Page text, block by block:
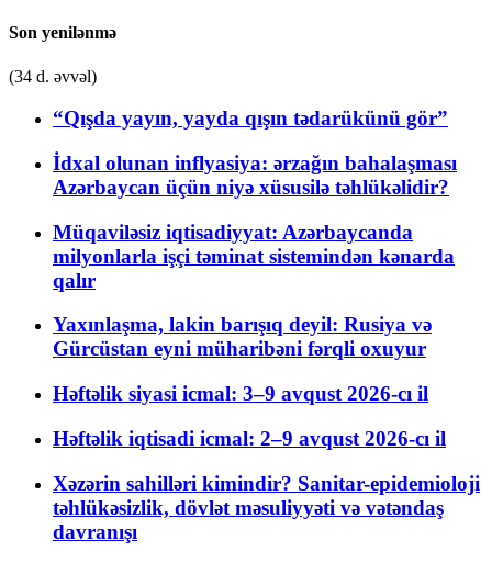
Son yenilənmə
(34 d. əvvəl)
“Qışda yayın, yayda qışın tədarükünü gör”
İdxal olunan inflyasiya: ərzağın bahalaşması
Azərbaycan üçün niyə xüsusilə təhlükəlidir?
Müqaviləsiz iqtisadiyyat: Azərbaycanda
milyonlarla işçi təminat sistemindən kənarda
qalır
Yaxınlaşma, lakin barışıq deyil: Rusiya və
Gürcüstan eyni müharibəni fərqli oxuyur
Həftəlik siyasi icmal: 3–9 avqust 2026-cı il
Həftəlik iqtisadi icmal: 2–9 avqust 2026-cı il
Xəzərin sahilləri kimindir? Sanitar-epidemioloji
təhlükəsizlik, dövlət məsuliyyəti və vətəndaş
davranışı